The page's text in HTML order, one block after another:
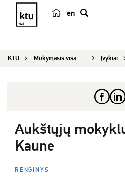
en
e
KTU Mokymasis visą gyvenimą Įvykiai
Aukštųjų
Kaune
RENGINYS